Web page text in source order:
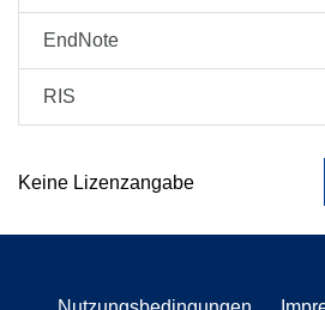
EndNote
RIS
Keine Lizenzangabe